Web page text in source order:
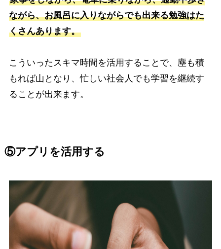
ながら、お風呂に入りながらでも出来る勉強はた
くさんあります。
こういったスキマ時間を活用することで、塵も積
もれば山となり、忙しい社会人でも学習を継続す
ることが出来ます。
⑤アプリを活用する